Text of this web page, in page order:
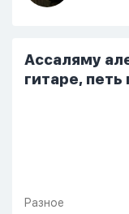
Ассаляму
гитаре,
Разное